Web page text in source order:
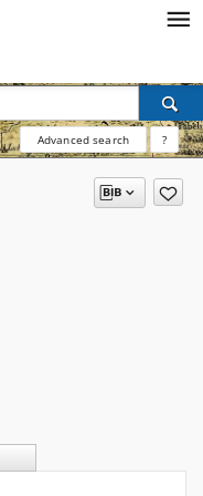
Advanced search ?